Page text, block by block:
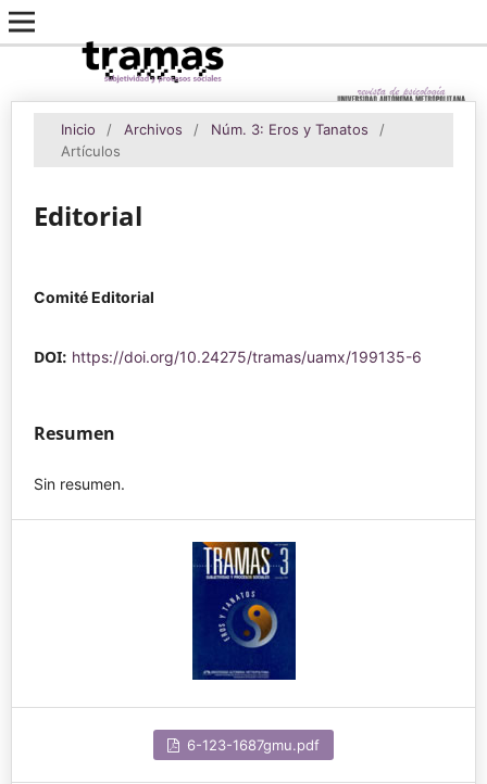
Inicio / Archivos / Núm. 3: Eros y Tanatos
/
Artículos
Editorial
Comité Editorial
DOI: https://doi.org/10.24275/tramas/uamx/199135-6
Resumen
Sin resumen.
6-123-1687gmu.pdf